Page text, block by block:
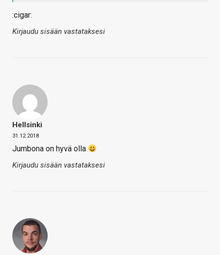
:cigar:
Kirjaudu sisään vastataksesi
Hellsinki
31.12.2018
Jumbona on hyvä olla
Kirjaudu sisään vastataksesi